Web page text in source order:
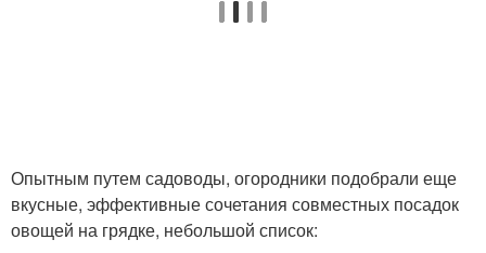
Опытным путем садоводы, огородники подобрали еще
вкусные, эффективные сочетания совместных посадок
овощей на грядке, небольшой список: